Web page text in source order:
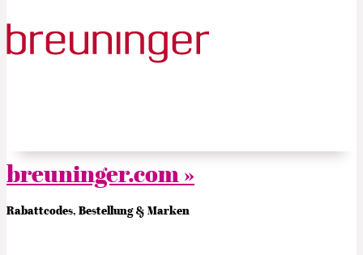
breuninger.com »
Rabattcodes, Bestellung & Marken